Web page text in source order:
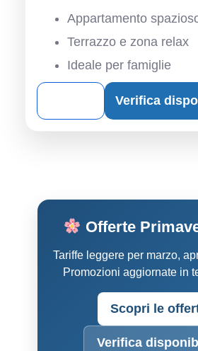
Appartamento
Terrazzo e zona relax
Ideale per famiglie
Verifica
Offerte
Tariffe leggere per marzo,
Promozioni aggiornate in
Scopri le
Verifica